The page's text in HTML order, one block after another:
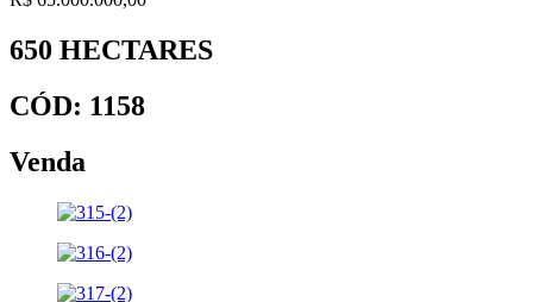
650 HECTARES
CÓD: 1158
Venda